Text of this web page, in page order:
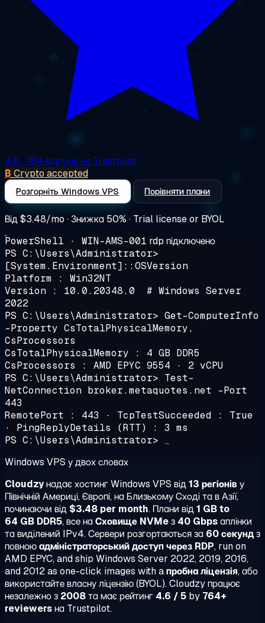
4.6 · 764 відгуків на Trustpilot
₿ Crypto accepted
Розгорніть Windows VPS Порівняти плани
Від$3.48/mo · Знижка 50% · Trial license or BYOL
PowerShell · WIN-AMS-001 rdp підключено
PS C:\Users\Administrator>
[System.Environment]::OSVersion
Platform : Win32NT
Version : 10.0.20348.0 # Windows Server
2022
PS C:\Users\Administrator> Get-ComputerInfo
-Property CsTotalPhysicalMemory,
CsProcessors
CsTotalPhysicalMemory : 4 GB DDR5
CsProcessors : AMD EPYC 9554 · 2 vCPU
PS C:\Users\Administrator> Test-
NetConnection broker.metaquotes.net -Port
443
RemotePort : 443 · TcpTestSucceeded : True
· PingReplyDetails (RTT) : 3 ms
PS C:\Users\Administrator>
Windows VPS у двох словах
Cloudzyнадає хостинг Windows VPS від13 регіоніву
Північній Америці, Європі, на Близькому Сході та в Азії,
починаючи від $3.48 per month. Плани від1 GB to
64 GB DDR5, все наСховище NVMeз 40 Gbpsаплінки
та виділений IPv4. Сервери розгортаються за 60 секундз
повноюадміністраторський доступ через RDP, run on
AMD EPYC, and ship Windows Server 2022, 2019, 2016,
and 2012 as one-click images with aпробна ліцензія, або
використайте власну ліцензію (BYOL). Cloudzy працює
незалежно з 2008та має рейтинг 4.6 / 5 by 764+
reviewersна Trustpilot.